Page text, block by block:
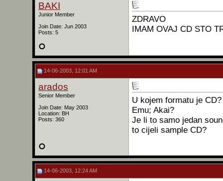
BAKI
Junior Member
Join Date: Jun 2003
Posts: 5
ZDRAVO
IMAM OVAJ CD STO
14-06-2003, 12:01 AM
arados
Senior Member
Join Date: May 2003
Location: BH
Posts: 360
U kojem formatu je CD?
Emu; Akai?
Je li to samo jedan
to cijeli sample CD?
14-06-2003, 12:24 AM